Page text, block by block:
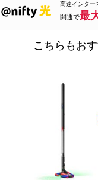
高速インター
開通で最
こちらもお